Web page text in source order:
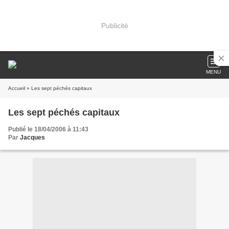
Publicité
MENU
Accueil » Les sept péchés capitaux
Les sept péchés capitaux
Publié le 18/04/2006 à 11:43
Par Jacques